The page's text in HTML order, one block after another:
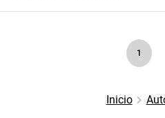
1
Inicio